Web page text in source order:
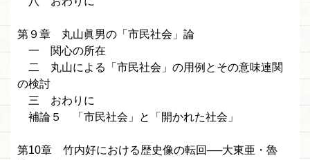
第９章 丸山眞男の「市民社会」論
一 関心の所在
二 丸山による「市民社会」の用例とその意味連関
の検討
三 おわりに
補論５ 「市民社会」と「開かれた社会」
第10章 竹内好における歴史像の転回──大東亜・魯